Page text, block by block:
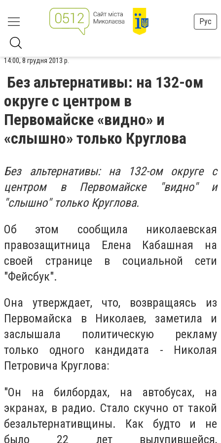
Рус
14:00, 8 грудня 2013 р.
Без альтернативы: на 132-ом
округе с центром в
Первомайске «видно» и
«слышно» только Круглова
Без альтернативы: на 132-ом округе с
центром в Первомайске "видно" и
"слышно" только Круглова.
Об этом сообщила николаевская
правозащитница Елена Кабашная на
своей странице в социальной сети
"Фейсбук".
Она утверждает, что, возвращаясь из
Первомайска в Николаев, заметила и
заслышала политическую рекламу
только одного кандидата - Николая
Петровича Круглова:
"Он на билбордах, на автобусах, на
экранах, в радио. Стало скучно от такой
безальтернативщины. Как будто и не
было 22 лет вылупившейся,